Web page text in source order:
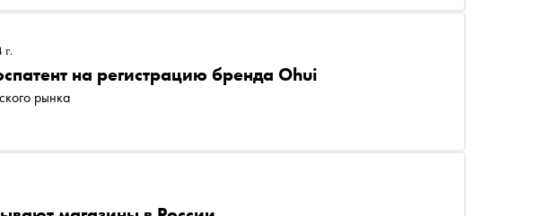
г.
на регистрацию бренда Ohui
рынка